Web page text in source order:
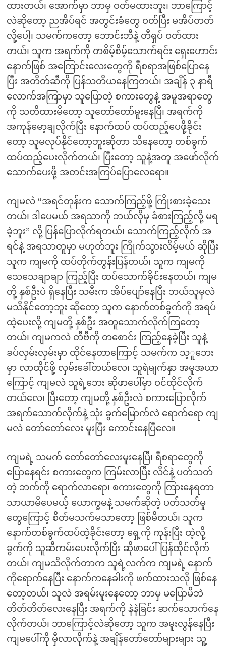
ထားတယ်၊ အောက်မှာ ဘာမှ ဝတ်မထားဘူး၊ ဘာကြောင့်
လဲဆိုတော့ ညအိပ်ရင် အတွင်းခံတွေ ဝတ်ပြီး မအိပ်တတ်
လို့ပေါ့၊ သမက်ကတော့ ဘောင်းဘီနဲ့ တီရှပ် ဝတ်ထား
တယ်၊ သူက အရက်ကို တစိမ့်စိမ့်သောက်ရင်း ရှေးဟောင်း
နောက်ဖြစ် အကြောင်းလေးတွေကို ရီစရာအဖြစ်ပြောနေ
ပြီး အတိတ်ဆီကို ပြန်သတိယနေကြတယ်၊ အချိန် ၃ နာရီ
လောက်အကြာမှာ သူပြောတဲ့ စကားတွေနဲ့ အမူအရာတွေ
ကို သတိထားမိတော့ သူတော်တော်မူးနေပြီ၊ အရက်ကို
အကုန်မော့ချလိုက်ပြီး နောက်ထပ် ထပ်ထည့်ပေဖို့ခိုင်း
တော့ သူမလုပ်နိုင်တော့ဘူးဆိုတာ သိနေတော့ တစ်ခွက်
ထပ်ထည့်ပေးလိုက်တယ်၊ ပြီးတော့ သူနဲ့အတူ အဖော်လိုက်
သောက်ပေးဖို့ အတင်းအကြပ်ပြောလေရော။
ကျမလဲ “အရင်တုန်းက သောက်ကြည့်ဖို့ ကြိုးစားခဲ့သေး
တယ်၊ ဒါပေမယ် အရသာကို ဘယ်လိုမှ ခံစားကြည့်လို့ မရ
ခဲ့ဘူး” လို့ ပြန်ပြောလိုက်ရတယ်၊ သောက်ကြည့်လိုက် အ
ရင်နဲ့ အရသာတူမှာ မဟုတ်ဘူး ကြိုက်သွားလိမ့်မယ် ဆိုပြီး
သူက ကျမကို ထပ်တိုက်တွန်းပြန်တယ်၊ သူက ကျမကို
သေသေချာချာ ကြည့်ပြီး ထပ်သောက်ခိုင်းနေတယ်၊ ကျမ
တို့ နှစ်ဦးပဲ ရှိနေပြီး သမီးက အိပ်ပျော်နေပြီး ဘယ်သူမှလဲ
မသိနိုင်တော့ဘူး ဆိုတော့ သူက နောက်တစ်ခွက်ကို အရပ်
ထဲ့ပေးလို့ ကျမတို့ နှစ်ဦး အတူသောက်လိုက်ကြတော့
တယ်၊ ကျမကလဲ တီဗီကို တစောင်း ကြည့်နေခဲ့ပြီး သူနဲ့
ခပ်လှမ်းလှမ်းမှာ ထိုင်နေတာကြောင့် သမက်က သ့ူဘေး
မှာ လာထိုင်ဖို့ လှမ်းခေါ်တယ်လေ၊ သူရဲမျက်နှာ အမူအယာ
ကြောင့် ကျမလဲ သူရဲ့ဘေး ဆိုဖာပေါ်မှာ ဝင်ထိုင်လိုက်
တယ်လေ၊ ပြီးတော့ ကျမတို့ နှစ်ဦးလဲ စကားပြောလိုက်
အရက်သောက်လိုက်နဲ့ သုံး ခွက်မြောက်လဲ ရောက်ရော ကျ
မလဲ တော်တော်လေး မူးပြီး ကောင်းနေပြီလေ။
ကျမရဲ့ သမက် တော်တော်လေးမူးနေပြီ၊ ရီစရာတွေကို
ပြောနေရင်း စကားတွေက ကြမ်းလာပြီး လိင်နဲ့ ပတ်သတ်
တဲ့ ဘက်ကို ရောက်လာရော၊ စကားတွေကို ကြားနေရတာ
သာယာမိပေမယ့် ယောက္ခမနဲ့ သမက်ဆိုတဲ့ ပတ်သတ်မှု
တွေကြောင့် စိတ်မသက်မသာတော့ ဖြစ်မိတယ်၊ သူက
နောက်တစ်ခွက်ထပ်ထဲ့ခိုင်းတော့ ရှေ့ကို ကုန်းပြီး ထဲ့လို့
ခွက်ကို သူဆီကမ်းပေးလိုက်ပြီး ဆိုဖာပေါ် ပြန်ထိုင်လိုက်
တယ်၊ ကျမသိလိုက်တာက သူရဲ့လက်က ကျမရဲ့ နောက်
ကိုရောက်နေပြီး နောက်ကနေခါးကို ဖက်ထားသလို ဖြစ်နေ
တော့တယ်၊ သူလဲ အရမ်းမူးနေတော့ ဘာမှ မပြောမိဘဲ
တိတ်တိတ်လေးနေပြီး အရက်ကို နဲနဲခြင်း ဆက်သောက်နေ
လိုက်တယ်၊ ဘာကြောင့်လဲဆိုတော့ သူက အမူးလွန်နေပြီး
ကျမပေါ်ကို မှီလာလိုက်နဲ့ အချိန်တော်တော်များများ သူ့